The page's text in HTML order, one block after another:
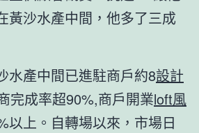
黃沙水產中間，他多了三成
水產中間已進駐商戶約8設計
完成率超90%,商戶開業loft風
以上。自轉場以來，市場日